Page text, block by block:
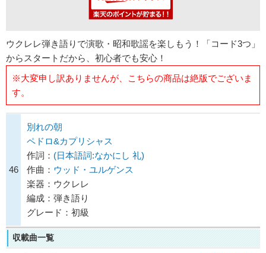
ウクレレ弾き語りで演歌・昭和歌謡を楽しもう！「コード3つ」
からスタートだから、初心者でも安心！
※大変申し訳ありませんが、こちらの商品は絶版でございま
す。
46
別れの朝
ペドロ&カプリシャス
作詞： (日本語詞:なかにし 礼)
作曲： ウッド・ユルゲンス
楽器：ウクレレ
編成：弾き語り
グレード：初級
収載曲一覧